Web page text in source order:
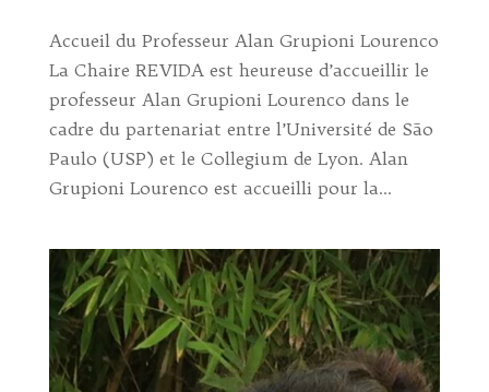
Accueil du Professeur Alan Grupioni Lourenco
La Chaire REVIDA est heureuse d’accueillir le
professeur Alan Grupioni Lourenco dans le
cadre du partenariat entre l’Université de São
Paulo (USP) et le Collegium de Lyon. Alan
Grupioni Lourenco est accueilli pour la...